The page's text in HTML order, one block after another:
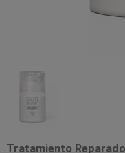
Tratamiento